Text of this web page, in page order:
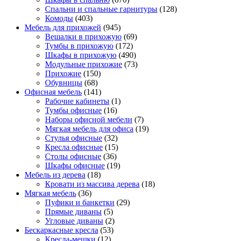
Спальни и спальные гарнитуры (128)
Комоды (403)
Мебель для прихожей (945)
Вешалки в прихожую (69)
Тумбы в прихожую (172)
Шкафы в прихожую (490)
Модульные прихожие (73)
Прихожие (150)
Обувницы (68)
Офисная мебель (141)
Рабочие кабинеты (1)
Тумбы офисные (16)
Наборы офисной мебели (7)
Мягкая мебель для офиса (19)
Стулья офисные (32)
Кресла офисные (15)
Столы офисные (36)
Шкафы офисные (19)
Мебель из дерева (18)
Кровати из массива дерева (18)
Мягкая мебель (36)
Пуфики и банкетки (29)
Прямые диваны (5)
Угловые диваны (2)
Бескаркасные кресла (53)
Кресла-мешки (12)